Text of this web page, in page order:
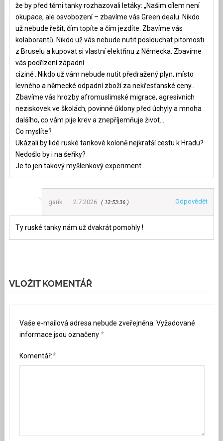
že by před těmi tanky rozhazovali letáky: „Našim cílem není
okupace, ale osvobození – zbavíme vás Green dealu. Nikdo
už nebude řešit, čím topíte a čím jezdíte. Zbavíme vás
kolaborantů. Nikdo už vás nebude nutit poslouchat pitomosti
z Bruselu a kupovat si vlastní elektřinu z Německa. Zbavíme
vás podřízení západní
cizině . Nikdo už vám nebude nutit předražený plyn, místo
levného a německé odpadní zboží za nekřesťanské ceny..
Zbavíme vás hrozby afromuslimské migrace, agresivních
neziskovek ve školách, povinné úklony před úchyly a mnoha
dalšího, co vám pije krev a znepříjemňuje život…
Co myslíte?
Ukázali by lidé ruské tankové koloně nejkratší cestu k Hradu?
Nedošlo by i na šeříky?
Je to jen takový myšlenkový experiment…
garik 2.7.2026 12:53:36 Odpovědět
Ty ruské tanky nám už dvakrát pomohly !
VLOŽIT KOMENTÁŘ
Vaše e-mailová adresa nebude zveřejněna. Vyžadované
informace jsou označeny *
Komentář:*